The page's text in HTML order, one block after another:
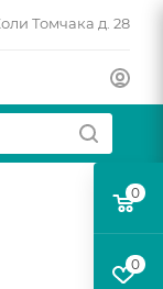
Томчака д. 28
0
0